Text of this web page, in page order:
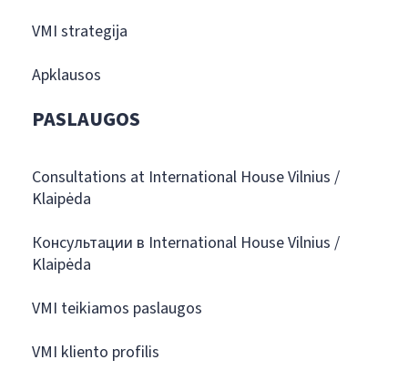
VMI strategija
Apklausos
PASLAUGOS
Consultations at International House Vilnius /
Klaipėda
Консультации в International House Vilnius /
Klaipėda
VMI teikiamos paslaugos
VMI kliento profilis